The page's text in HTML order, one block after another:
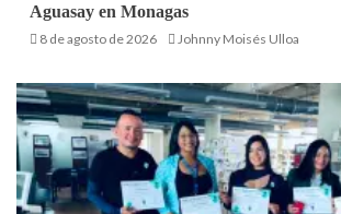
Aguasay en Monagas
8 de agosto de 2026 Johnny Moisés Ulloa